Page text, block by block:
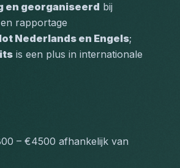
en georganiseerd bij
rapportage
Nederlands en Engels
is een plus in internationale
– €4500 afhankelijk van